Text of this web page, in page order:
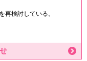
再検討している。